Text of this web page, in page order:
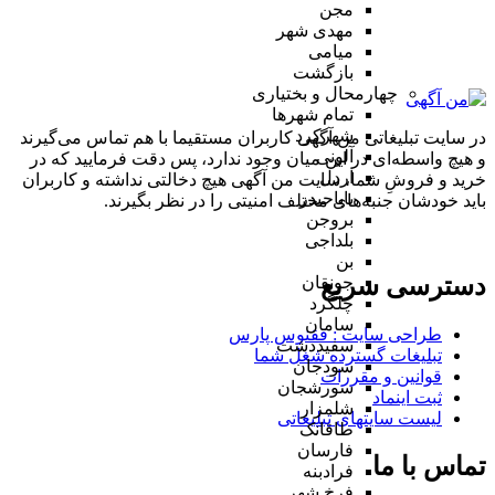
مجن
مهدی شهر
میامی
بازگشت
چهارمحال و بختیاری
تمام شهر‌ها
شهرکرد
آلونی
اردل
باباحیدر
بروجن
بلداجی
بن
جونقان
چلگرد
سامان
سفیددشت
سودجان
سورشجان
شلمزار
طاقانک
فارسان
فرادبنه
در سایت تبلیغاتی من آگهی کاربران مستقیما با هم تماس می‌گیرند
و هیچ واسطه‌ای در این میان وجود ندارد، پس دقت فرمایید که در
خرید و فروشِ شما، سایت من آگهی هیچ دخالتی نداشته و کاربران
باید خودشان جنبه‌های مختلف امنیتی را در نظر بگیرند.
دسترسی سریع
طراحی سایت :‌ ققنوس پارس
تبلیغات گسترده شغل شما
قوانین و مقررات
ثبت اینماد
لیست سایتهای تبلیغاتی
تماس با ما